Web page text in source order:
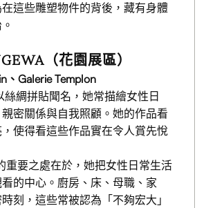
這些雕塑物件的背後，藏有身體
（花園展區）
、Galerie Templon
絲綢拼貼聞名，她常描繪女性日
密關係與自我照顧。她的作品看
使得看這些作品實在令人賞先悅
重要之處在於，她把女性日常生活
的中心。廚房、床、母職、家
刻，這些常被認為「不夠宏大」